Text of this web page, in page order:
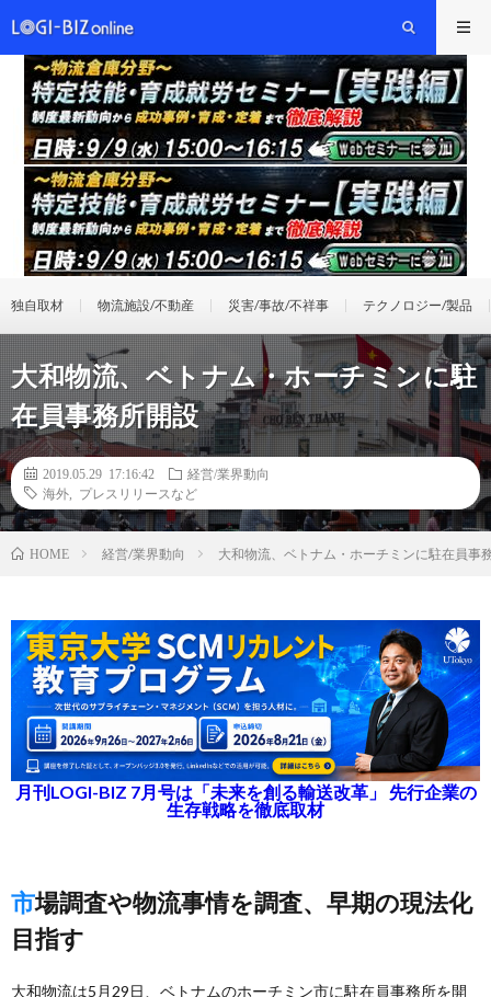
独自取材 物流施設/不動産 災害/事故/不祥事 テクノロジー/製品
大和物流、ベトナム・ホーチミンに駐
在員事務所開設
2019.05.29 17:16:42
経営/業界動向
海外
プレスリリースなど
HOME 経営/業界動向 大和物流、ベトナム・ホーチミンに駐在員事
月刊LOGI-BIZ 7月号は「未来を創る輸送改革」 先行企業の
生存戦略を徹底取材
市場調査や物流事情を調査、早期の現法化
目指す
大和物流は5月29日、ベトナムのホーチミン市に駐在員事務所を開